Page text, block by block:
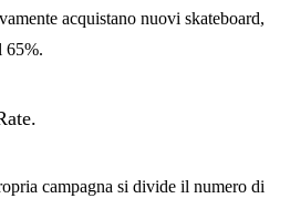
acquistano nuovi skateboard,
65%.
campagna si divide il numero di